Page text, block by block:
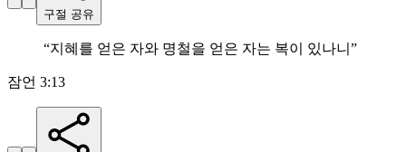
구절 공유
“지혜를 얻은 자와 명철을 얻은 자는 복이 있나니 ”
잠언 3:13